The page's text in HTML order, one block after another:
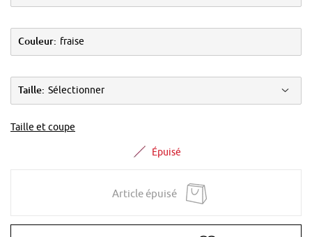
Couleur: fraise
Taille: Sélectionner
Taille et coupe
Épuisé
Article épuisé